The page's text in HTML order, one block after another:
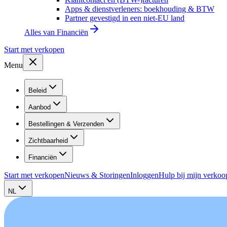
Apps & dienstverleners: boekhouding & BTW
Partner gevestigd in een niet-EU land
Alles van Financiën
Start met verkopen
Menu
Beleid
Aanbod
Bestellingen & Verzenden
Zichtbaarheid
Financiën
Start met verkopenNieuws & StoringenInloggenHulp bij mijn
NL